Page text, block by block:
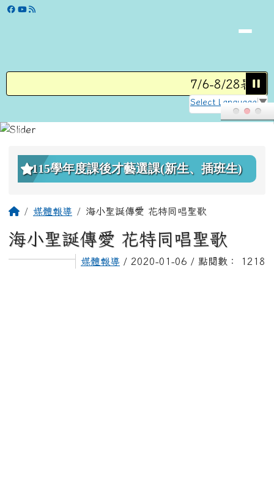
跳至主內容區
學校網站
7/6-8/28暑假營
Select Language ▼
上中區域內容
115學年度課後才藝選課(新生、插班生)
主內容區域
回首頁媒體報導 海小聖誕傳愛 花特同唱聖歌
海小聖誕傳愛 花特同唱聖歌
媒體報導 / 2020-01-06 / 點閱數： 1218